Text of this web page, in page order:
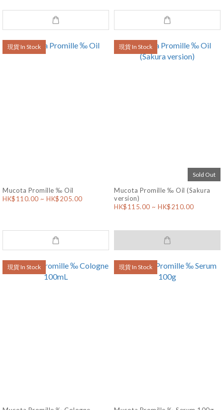
現貨 In Stock
Mucota Promille ‰ Oil
HK$110.00 ~ HK$205.00
現貨 In Stock
Sold Out
Mucota Promille ‰ Oil (Sakura
version)
HK$115.00 ~ HK$210.00
現貨 In Stock 現貨 In Stock